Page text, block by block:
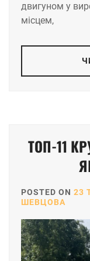
двигуном у
місцем,
ТОП-11
POSTED ON 23
ШЕВЦОВА